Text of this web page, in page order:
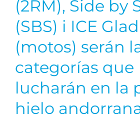
(2RM), Side by
(SBS) i ICE
(motos) serán
categorías que
lucharán en la
hielo